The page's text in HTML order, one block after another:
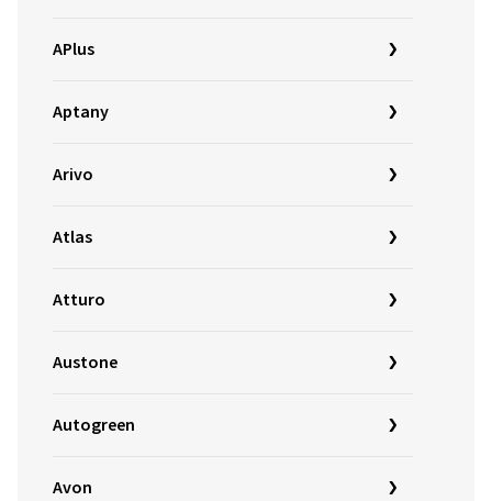
APlus
Aptany
Arivo
Atlas
Atturo
Austone
Autogreen
Avon